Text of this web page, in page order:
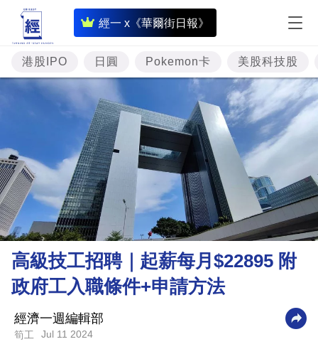
經一 x《華爾街日報》
即
時
財
經
專
題
投
資
樓
市
理
財
商
業
科
港股IPO 日圓 Pokemon卡 美股科技股
高級技工招聘｜起薪每月$22895 附
政府工入職條件+申請方法
經濟一週編輯部
筍工 Jul 11 2024